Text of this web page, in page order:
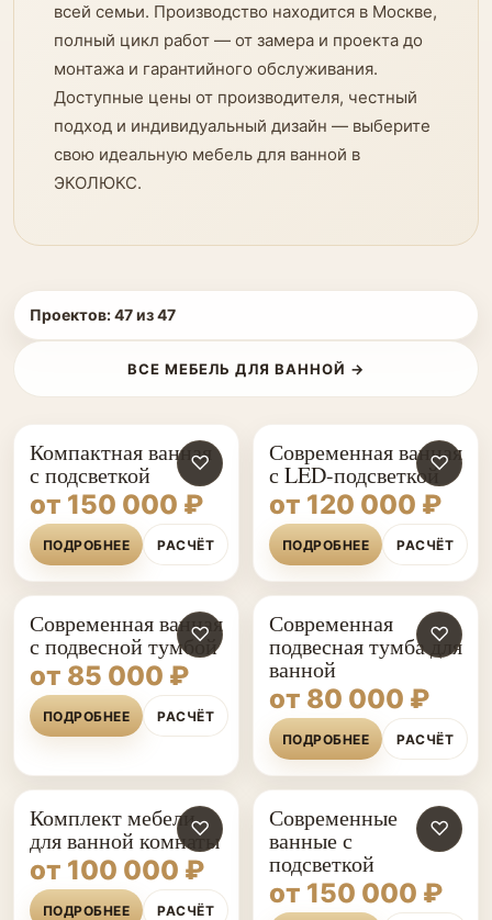
всей семьи. Производство находится в Москве,
полный цикл работ — от замера и проекта до
монтажа и гарантийного обслуживания.
Доступные цены от производителя, честный
подход и индивидуальный дизайн — выберите
свою идеальную мебель для ванной в
ЭКОЛЮКС.
Проектов:47из47
ВСЕ МЕБЕЛЬ ДЛЯ ВАННОЙ →
♡
Компактная ванная
с подсветкой
от 150 000 ₽
ПОДРОБНЕЕ РАСЧЁТ
♡
Современная ванная
с LED-подсветкой
от 120 000 ₽
ПОДРОБНЕЕ РАСЧЁТ
♡
Современная ванная
с подвесной тумбой
от 85 000 ₽
ПОДРОБНЕЕ РАСЧЁТ
♡
Современная
подвесная тумба для
ванной
от 80 000 ₽
ПОДРОБНЕЕ РАСЧЁТ
♡
Комплект мебели
для ванной комнаты
от 100 000 ₽
ПОДРОБНЕЕ РАСЧЁТ
♡
Современные
ванные с
подсветкой
от 150 000 ₽